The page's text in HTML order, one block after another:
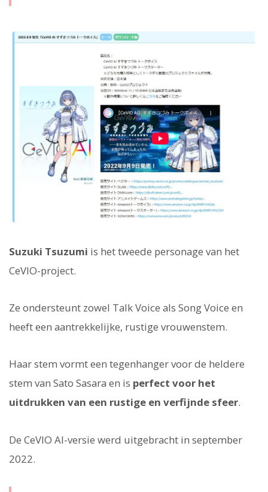
Suzuki Tsuzumi is het tweede personage van het
CeVIO-project.
Ze ondersteunt zowel Talk Voice als Song Voice en
heeft een aantrekkelijke, rustige vrouwenstem.
Haar stem vormt een tegenhanger voor de heldere
stem van Sato Sasara en is perfect voor het
uitdrukken van een rustige en verfijnde sfeer.
De CeVIO AI-versie werd uitgebracht in september
2022.